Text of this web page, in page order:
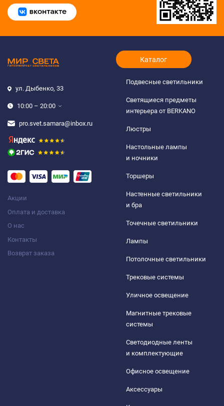
ул. Дыбенко, 33
10:00 – 20:00
pro.svet.samara@inbox.ru
Акции
Оплата и доставка
О нас
Контакты
Возврат заказа
Каталог
Подвесные светильники
Светящиеся предметы
интерьера от BERKANO
Люстры
Настольные лампы
и ночники
Торшеры
Настенные светильники
и бра
Точечные светильники
Лампы
Потолочные светильники
Трековые системы
Уличное освещение
Магнитные трековые
системы
Светодиодные ленты
и комплектующие
Офисное освещение
Аксессуары